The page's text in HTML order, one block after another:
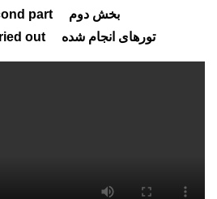
بخش دوم The second part
تورهای انجام شده The tours carried out